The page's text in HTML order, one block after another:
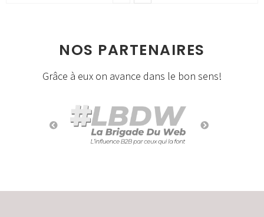
NOS PARTENAIRES
Grâce à eux on avance dans le bon sens!